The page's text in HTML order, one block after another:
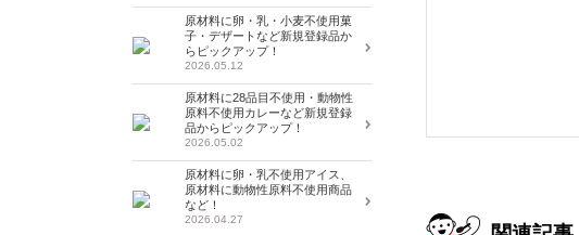
原材料に卵・乳・小麦不使用菓
子・デザートなど新規登録品か
らピックアップ！
2026.05.12
原材料に28品目不使用・動物性
原料不使用カレーなど新規登録
品からピックアップ！
2026.05.02
原材料に卵・乳不使用アイス、
原材料に動物性原料不使用商品
など！
2026.04.27